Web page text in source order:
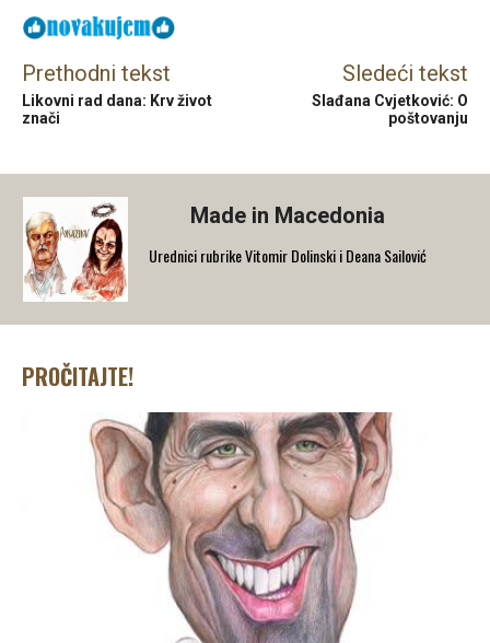
Prethodni tekst
Likovni rad dana: Krv život
znači
Sledeći tekst
Slađana Cvjetković: O
poštovanju
Made in Macedonia
Urednici rubrike Vitomir Dolinski i Deana Sailović
PROČITAJTE!